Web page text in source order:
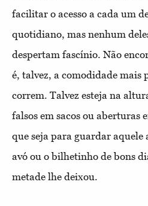
facilitar o acesso a cada um
quotidiano, mas nenhum
despertam fascínio. Não
é, talvez, a comodidade mais
correm. Talvez esteja na
falsos em sacos ou aberturas
que seja para guardar aquele
avó ou o bilhetinho de bons
metade lhe deixou.